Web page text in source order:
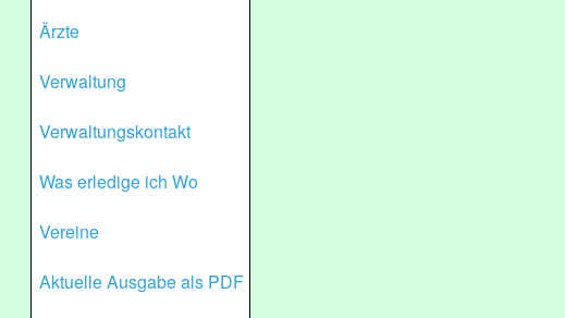
Ärzte
Verwaltung
Verwaltungskontakt
Was erledige ich Wo
Vereine
Aktuelle Ausgabe als PDF